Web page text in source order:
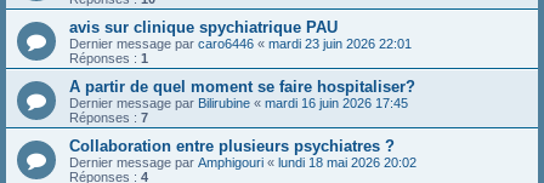
avis sur clinique spychiatrique PAU
Dernier message par caro6446 « mardi 23 juin 2026 22:01
Réponses : 1
A partir de quel moment se faire hospitaliser?
Dernier message par Bilirubine « mardi 16 juin 2026 17:45
Réponses : 7
Collaboration entre plusieurs psychiatres ?
Dernier message par Amphigouri « lundi 18 mai 2026 20:02
Réponses : 4